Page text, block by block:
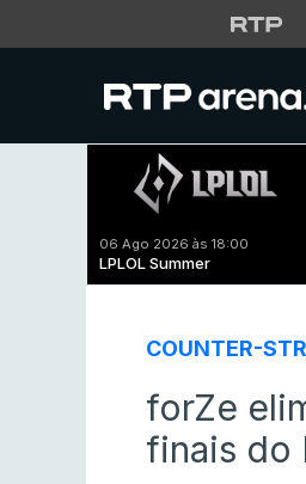
06 Ago 2026 às 18:00
LPLOL Summer
COUNTER-
forZe
finais do